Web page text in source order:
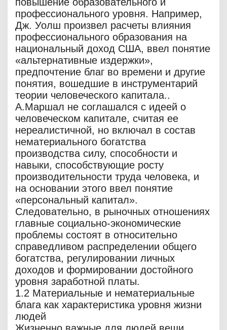
профессионального уровня. Например,
Дж. Уолш произвел расчеты влияния
профессионального образования на
национальный доход США, ввел понятие
«альтернативные издержки»,
предпочтение благ во времени и другие
понятия, вошедшие в инструментарий
теории человеческого капитала..
А.Маршал не соглашался с идеей о
человеческом капитале, считая ее
нереалистичной, но включал в состав
нематериального богатства
производства силу, способности и
навыки, способствующие росту
производительности труда человека, и
на основании этого ввел понятие
«персональный капитал».
Следовательно, в рыночных отношениях
главные социально-экономические
проблемы состоят в относительно
справедливом распределении общего
богатства, регулировании личных
доходов и формировании достойного
уровня заработной платы.
1.2 Материальные и нематериальные
блага как характеристика уровня жизни
людей